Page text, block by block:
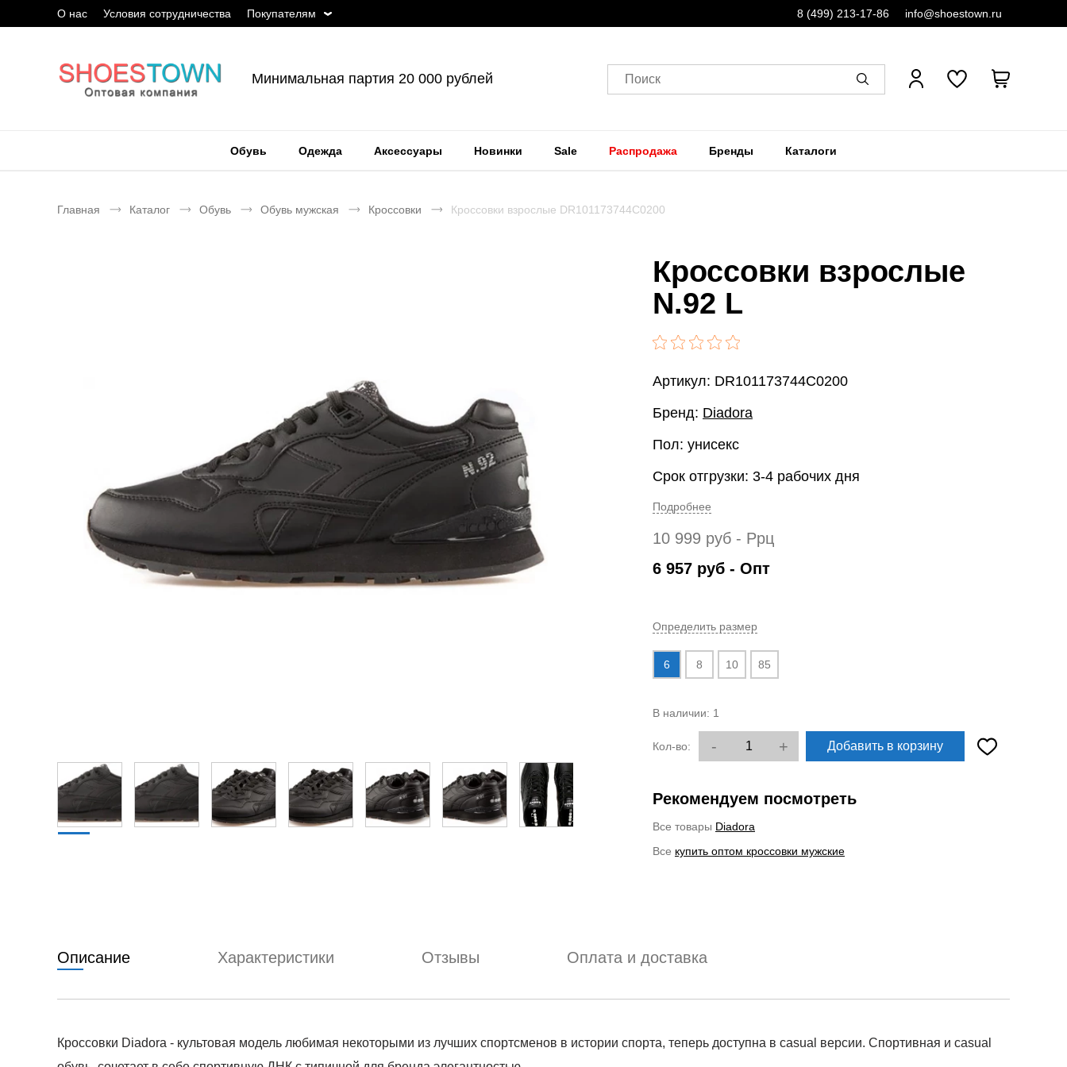
О нас Условия сотрудничества Покупателям 8 (499) 213-17-86 info@shoestown.ru
Минимальная партия 20 000 рублей Поиск
Обувь Одежда Аксессуары Новинки Sale Распродажа Бренды Каталоги
Главная Каталог Обувь Обувь мужская Кроссовки Кроссовки взрослые DR101173744C0200
Кроссовки взрослые
N.92 L
Артикул: DR101173744C0200
Бренд: Diadora
Пол: унисекс
Срок отгрузки: 3-4 рабочих дня
Подробнее
10 999 руб - Ррц
6 957 руб - Опт
Определить размер
6 8 10 85
В наличии: 1
Кол-во: - + Добавить в корзину
Рекомендуем посмотреть
Все товары Diadora
Все купить оптом кроссовки мужские
Описание Характеристики Отзывы Оплата и доставка
Кроссовки Diadora - культовая модель любимая некоторыми из лучших спортсменов в истории спорта, теперь доступна в casual версии. Спортивная и casual